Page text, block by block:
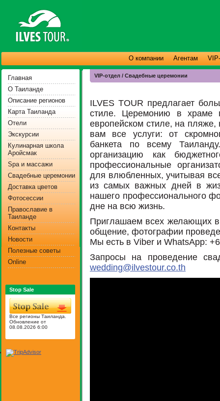
О компании Агентам
Главная
О Таиланде
Описание регионов
Карта Таиланда
Отели
Экскурсии
Кулинарная школа
Аройсмак
Spa и массажи
Свадебные церемонии
Доставка цветов
Фотосессии
Православие в
Таиланде
Контакты
Новости
Полезные советы
Online
Stop Sale
Все регионы Таиланда.
Обновление от
08.08.2026 6:00
VIP-отдел / Свадебные церемонии
ILVES TOUR предлагает
стиле. Церемонию в храме
европейском стиле, на
вам все услуги: от
банкета по всему
организацию как
профессиональные
для влюбленных, учитывая
из самых важных дней в
нашего профессионального
дне на всю жизнь.
Приглашаем всех желающих
общение, фотографии
Мы есть в Viber и WhatsApp:
Запросы на проведение
wedding@ilvestour.co.th